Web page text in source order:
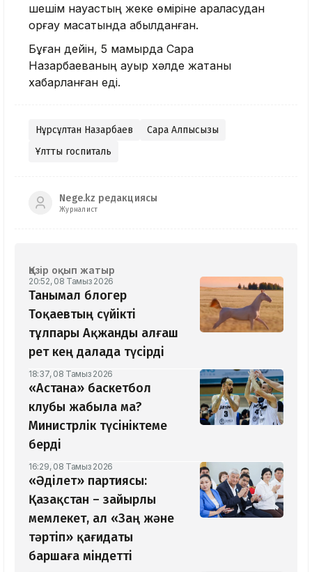
шешім науқастың жеке өміріне араласудан
қорғау мақсатында қабылданған.
Бұған дейін, 5 мамырда Сара
Назарбаеваның ауыр хәлде жатқаны
хабарланған еді.
Нұрсұлтан Назарбаев
Сара Алпысқызы
Ұлттық госпиталь
Nege.kz редакциясы
Журналист
Қазір оқып жатыр
20:52, 08 Тамыз 2026
Танымал блогер
Тоқаевтың сүйікті
тұлпары Ақжанды алғаш
рет кең далада түсірді
18:37, 08 Тамыз 2026
«Астана» баскетбол
клубы жабыла ма?
Министрлік түсініктеме
берді
16:29, 08 Тамыз 2026
«Әділет» партиясы:
Қазақстан – зайырлы
мемлекет, ал «Заң және
тәртіп» қағидаты
баршаға міндетті